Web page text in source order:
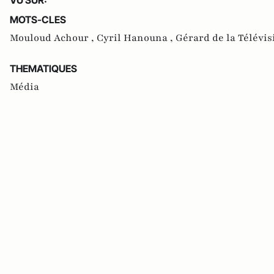
MOTS-CLES
Mouloud Achour , Cyril Hanouna , Gérard de la
THEMATIQUES
Média